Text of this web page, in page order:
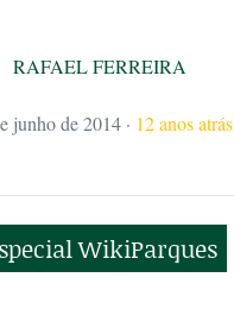
RAFAEL FERREIRA
junho de 2014 · 12 anos atrás
WikiParques